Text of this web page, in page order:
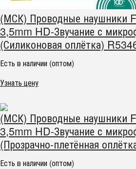
(МСК) Проводные наушники
3,5mm HD-Звучание с
(Силиконовая оплётка)
Есть в наличии (оптом)
Узнать цену
(МСК) Проводные наушники
3,5mm HD-Звучание с
(Прозрачно-плетённая
Есть в наличии (оптом)